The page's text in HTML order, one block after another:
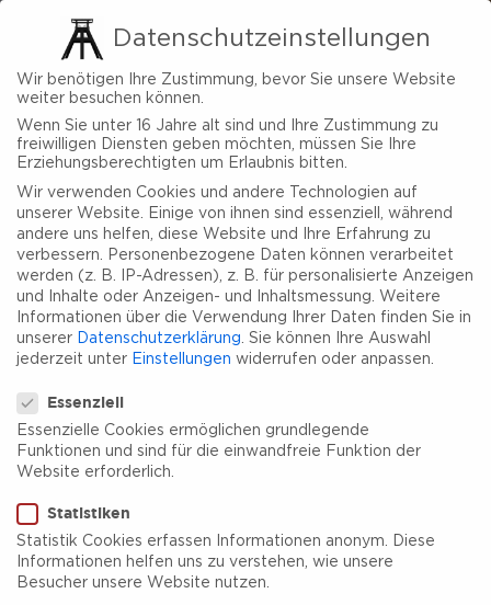
Datenschutzeinstellungen
Wir benötigen Ihre Zustimmung, bevor Sie unsere Website
weiter besuchen können.
Wenn Sie unter 16 Jahre alt sind und Ihre Zustimmung zu
freiwilligen Diensten geben möchten, müssen Sie Ihre
Erziehungsberechtigten um Erlaubnis bitten.
Wir verwenden Cookies und andere Technologien auf
unserer Website. Einige von ihnen sind essenziell, während
andere uns helfen, diese Website und Ihre Erfahrung zu
verbessern.
Personenbezogene Daten können verarbeitet
werden (z. B. IP-Adressen), z. B. für personalisierte Anzeigen
und Inhalte oder Anzeigen- und Inhaltsmessung.
Weitere
Informationen über die Verwendung Ihrer Daten finden Sie in
unserer
Datenschutzerklärung Sie können Ihre Auswahl
jederzeit unter Einstellungen widerrufen oder anpassen.
Essenziell
Essenzielle Cookies ermöglichen grundlegende
Funktionen und sind für die einwandfreie Funktion der
Website erforderlich.
Statistiken
Statistik Cookies erfassen Informationen anonym. Diese
Informationen helfen uns zu verstehen, wie unsere
Besucher unsere Website nutzen.